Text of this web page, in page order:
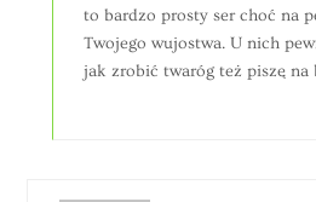
to bardzo prosty ser choć na
Twojego wujostwa. U nich
jak zrobić twaróg też piszę na